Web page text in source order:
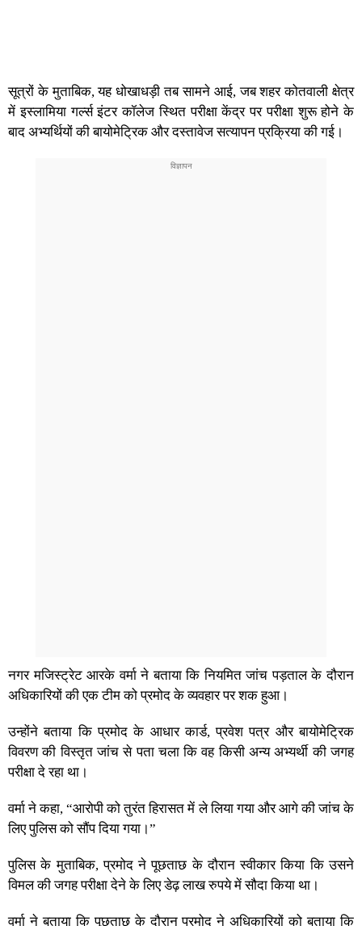
सूत्रों के मुताबिक, यह धोखाधड़ी तब सामने आई, जब शहर कोतवाली क्षेत्र
में इस्लामिया गर्ल्स इंटर कॉलेज स्थित परीक्षा केंद्र पर परीक्षा शुरू होने के
बाद अभ्यर्थियों की बायोमेट्रिक और दस्तावेज सत्यापन प्रक्रिया की गई।
नगर मजिस्ट्रेट आरके वर्मा ने बताया कि नियमित जांच पड़ताल के दौरान
अधिकारियों की एक टीम को प्रमोद के व्यवहार पर शक हुआ।
उन्होंने बताया कि प्रमोद के आधार कार्ड, प्रवेश पत्र और बायोमेट्रिक
विवरण की विस्तृत जांच से पता चला कि वह किसी अन्य अभ्यर्थी की जगह
परीक्षा दे रहा था।
वर्मा ने कहा, “आरोपी को तुरंत हिरासत में ले लिया गया और आगे की जांच के
लिए पुलिस को सौंप दिया गया।”
पुलिस के मुताबिक, प्रमोद ने पूछताछ के दौरान स्वीकार किया कि उसने
विमल की जगह परीक्षा देने के लिए डेढ़ लाख रुपये में सौदा किया था।
वर्मा ने बताया कि पूछताछ के दौरान प्रमोद ने अधिकारियों को बताया कि